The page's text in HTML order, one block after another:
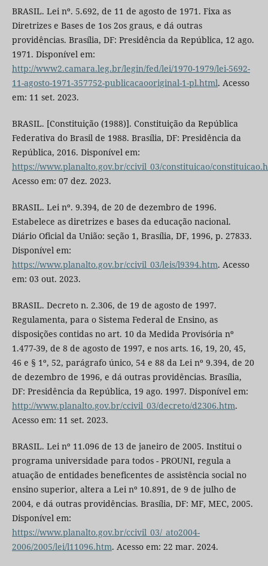
BRASIL. Lei nº. 5.692, de 11 de agosto de 1971. Fixa as
Diretrizes e Bases de 1os 2os graus, e dá outras
providências. Brasília, DF: Presidência da República, 12 ago.
1971. Disponível em:
http://www2.camara.leg.br/legin/fed/lei/1970-1979/lei-5692-
11-agosto-1971-357752-publicacaooriginal-1-pl.html. Acesso
em: 11 set. 2023.
BRASIL. [Constituição (1988)]. Constituição da República
Federativa do Brasil de 1988. Brasília, DF: Presidência da
República, 2016. Disponível em:
https://www.planalto.gov.br/ccivil_03/constituicao/
Acesso em: 07 dez. 2023.
BRASIL. Lei nº. 9.394, de 20 de dezembro de 1996.
Estabelece as diretrizes e bases da educação nacional.
Diário Oficial da União: seção 1, Brasília, DF, 1996, p. 27833.
Disponível em:
https://www.planalto.gov.br/ccivil_03/leis/l9394.htm. Acesso
em: 03 out. 2023.
BRASIL. Decreto n. 2.306, de 19 de agosto de 1997.
Regulamenta, para o Sistema Federal de Ensino, as
disposições contidas no art. 10 da Medida Provisória nº
1.477-39, de 8 de agosto de 1997, e nos arts. 16, 19, 20, 45,
46 e § 1º, 52, parágrafo único, 54 e 88 da Lei nº 9.394, de 20
de dezembro de 1996, e dá outras providências. Brasília,
DF: Presidência da República, 19 ago. 1997. Disponível em:
http://www.planalto.gov.br/ccivil_03/decreto/d2306.htm.
Acesso em: 11 set. 2023.
BRASIL. Lei nº 11.096 de 13 de janeiro de 2005. Institui o
programa universidade para todos - PROUNI, regula a
atuação de entidades beneficentes de assistência social no
ensino superior, altera a Lei nº 10.891, de 9 de julho de
2004, e dá outras providências. Brasília, DF: MF, MEC, 2005.
Disponível em:
https://www.planalto.gov.br/ccivil_03/_ato2004-
2006/2005/lei/l11096.htm. Acesso em: 22 mar. 2024.